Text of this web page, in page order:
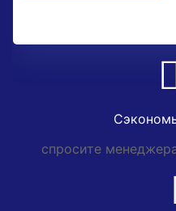
спросите